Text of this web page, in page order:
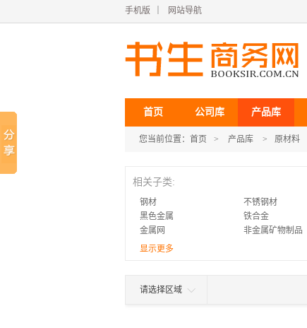
手机版 网站导航
首页 公司库 产品库
您当前位置： 首页 > 产品库 > 原材料
相关子类:
钢材 不锈钢材
黑色金属
铁合金
金属网
非金属矿物制品
库存金属材料
电缆线缆
显示更多
请选择区域